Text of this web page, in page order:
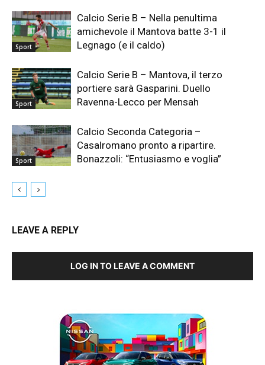
Sport
Calcio Serie B – Nella penultima
amichevole il Mantova batte 3-1 il
Legnago (e il caldo)
Sport
Calcio Serie B – Mantova, il terzo
portiere sarà Gasparini. Duello
Ravenna-Lecco per Mensah
Sport
Calcio Seconda Categoria –
Casalromano pronto a ripartire.
Bonazzoli: “Entusiasmo e voglia”
LEAVE A REPLY
LOG IN TO LEAVE A COMMENT